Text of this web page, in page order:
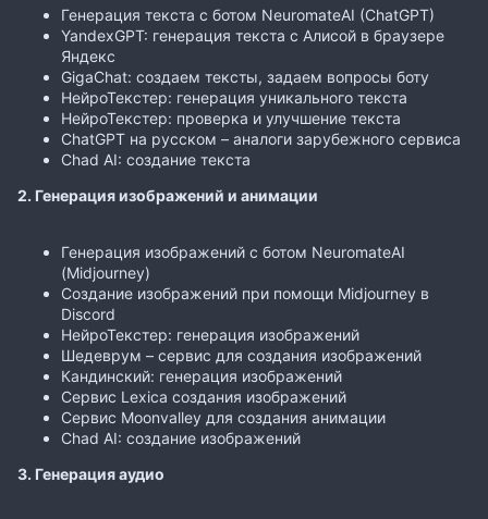
Генерация текста с ботом NeuromateAI (ChatGPT)
YandexGPT: генерация текста с Алисой в браузере
Яндекс
GigaChat: создаем тексты, задаем вопросы боту
НейроТекстер: генерация уникального текста
НейроТекстер: проверка и улучшение текста
ChatGPT на русском – аналоги зарубежного сервиса
Chad AI: создание текста
2. Генерация изображений и анимации
Генерация изображений с ботом NeuromateAI
(Midjourney)
Создание изображений при помощи Midjourney в
Discord
НейроТекстер: генерация изображений
Шедеврум – сервис для создания изображений
Кандинский: генерация изображений
Сервис Lexica создания изображений
Сервис Moonvalley для создания анимации
Chad AI: создание изображений
3. Генерация аудио